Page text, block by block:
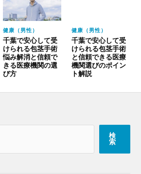
健康（男性）
千葉で安心して受
けられる包茎手術
悩み解消と信頼で
きる医療機関の選
び方
健康（男性）
千葉で安心して受
けられる包茎手術
と信頼できる医療
機関選びのポイン
ト解説
検
索